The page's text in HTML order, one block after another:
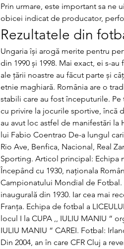
Prin urmare, este important sa ne
obicei indicat de producator,
Rezultatele din
Ungaria își arogă merite pentru
din 1990 și 1998. Mai exact, ei s-
ale țării noastre au făcut parte și
etnie maghiară. România are o
stabili care au fost începuturile.
cu privire la jocurile sportive, încă
au avut loc astfel de manifestări la
lui Fabio Coentrao De-a lungul
Rio Ave, Benfica, Nacional, Real
Sporting. Articol principal: Echipa
Începând cu 1930, naționala
Campionatului Mondial de
inaugurală din 1930. Iar cea mai
Franța. Echipa de fotbal a
locul I la CUPA ,, IULIU MANIU “
IULIU MANIU “ CAREI. Fotbal:
Din 2004, an în care CFR Cluj a